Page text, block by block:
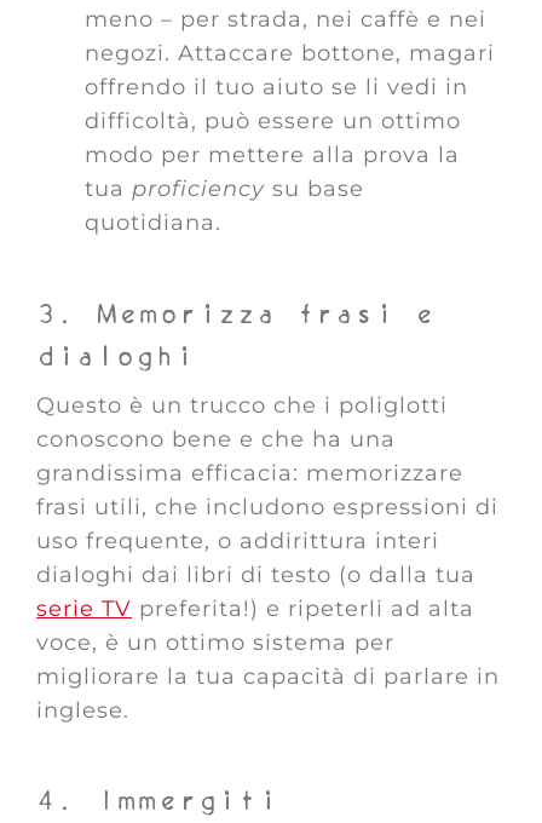
meno – per strada, nei caffè e nei
negozi. Attaccare bottone, magari
offrendo il tuo aiuto se li vedi in
difficoltà, può essere un ottimo
modo per mettere alla prova la
tua proficiency su base
quotidiana.
3. Memorizza frasi e
dialoghi
Questo è un trucco che i poliglotti
conoscono bene e che ha una
grandissima efficacia: memorizzare
frasi utili, che includono espressioni di
uso frequente, o addirittura interi
dialoghi dai libri di testo (o dalla tua
serie TV preferita!) e ripeterli ad alta
voce, è un ottimo sistema per
migliorare la tua capacità di parlare in
inglese.
4. Immergiti